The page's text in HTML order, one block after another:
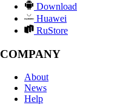
Download
Huawei
RuStore
COMPANY
About
News
Help